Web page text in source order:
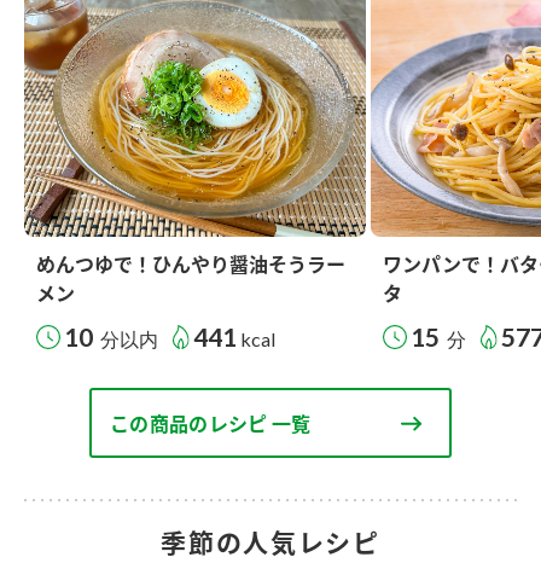
めんつゆで！ひんやり醤油そうラー
メン
10 分以内 441 kcal
ワンパンで！バ
タ
15 分
この商品のレシピ 一覧
季節の人気レシピ